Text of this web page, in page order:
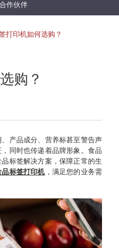
合作伙伴
打印机如何选购？
购？
产品成分、营养标甚至警告声
同时也传递着品牌形象。食品
标签解决方案，保障正常的生
品标签打印机，满足您的业务需